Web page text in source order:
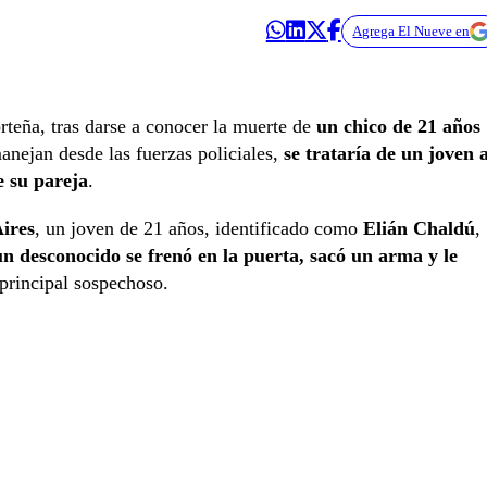
Agrega El Nueve en
tras darse a conocer la muerte de un chico de 21 años
desde las fuerzas policiales, se trataría de un joven
su pareja.
, un joven de 21 años, identificado como Elián Chaldú,
desconocido se frenó en la puerta, sacó un arma y le
sospechoso.